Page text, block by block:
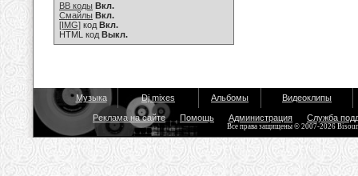
BB коды Вкл.
Смайлы Вкл.
[IMG] код Вкл.
HTML код Выкл.
Музыка Dj mixes Альбомы Видеоклипы
Реклама на сайте Помощь Администрация Служба
Все права защищены © 2007-2026